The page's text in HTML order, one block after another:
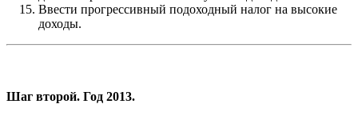
Ввести прогрессивный подоходный налог на высокие
дохо­ды.
Шаг второй. Год 2013.